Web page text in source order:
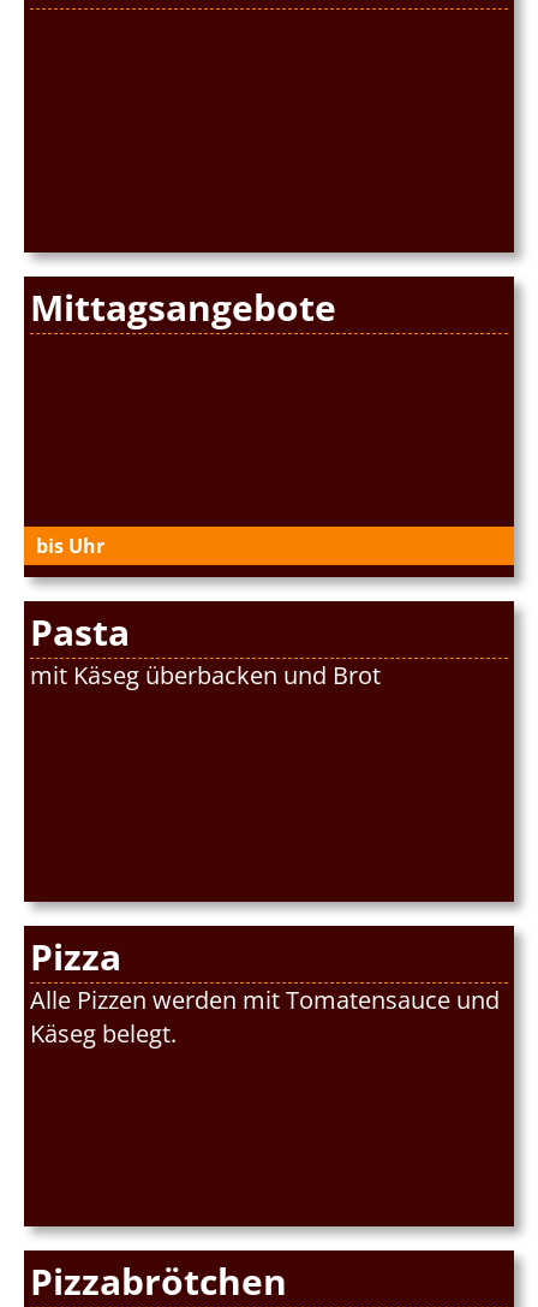
Mittagsangebote
bis Uhr
Pasta
mit Käseg überbacken und Brot
Pizza
Alle Pizzen werden mit Tomatensauce und
Käseg belegt.
Pizzabrötchen